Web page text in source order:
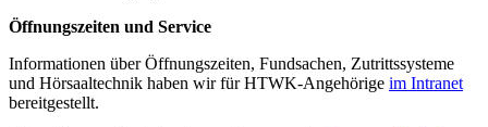
Öffnungszeiten und Service
Informationen über Öffnungszeiten, Fundsachen, Zutrittssysteme
und Hörsaaltechnik haben wir für HTWK-Angehörige im Intranet
bereitgestellt.